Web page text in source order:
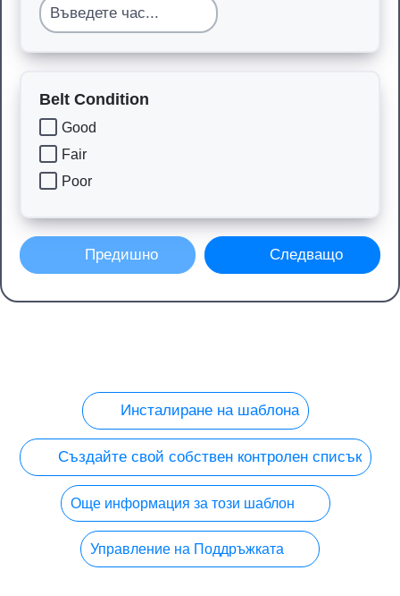
Belt Condition
Good
Fair
Poor
Предишно Следващо
Инсталиране на шаблона
Създайте свой собствен контролен списък
Още информация за този шаблон
Управление на Поддръжката